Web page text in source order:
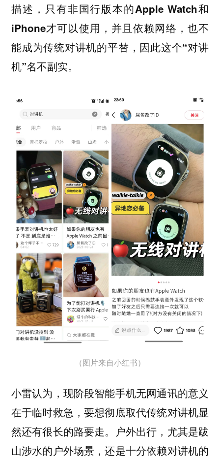
描述， 只有非国行版本的Apple Watch和
iPhone才可以使用，并且依赖网络，也不
能成为传统对讲机的平替，因此这个“对讲
机”名不副实。
（图片来自小红书）
小雷认为，现阶段智能手机无网通讯的意义
在于临时救急，要想彻底取代传统对讲机显
然还有很长的路要走。
户外出行，尤其是跋
山涉水的户外场景，还是十分依赖对讲机的